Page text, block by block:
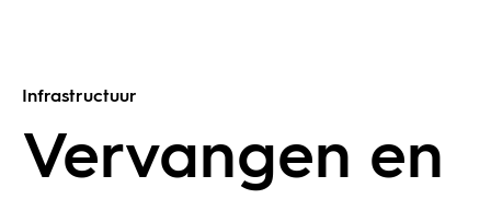
Infrastructuur
Vervangen en